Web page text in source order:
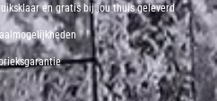
en gratis bij jou thuis geleverd